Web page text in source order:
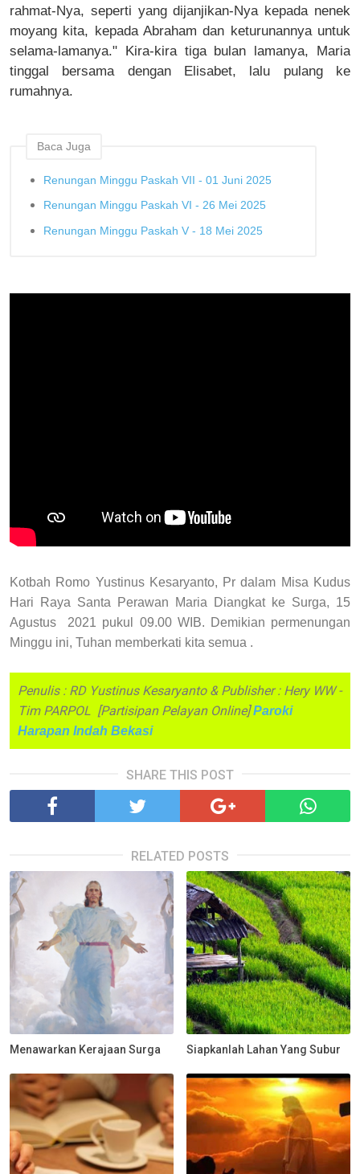
rahmat-Nya, seperti yang dijanjikan-Nya kepada nenek
moyang kita, kepada Abraham dan keturunannya untuk
selama-lamanya." Kira-kira tiga bulan lamanya, Maria
tinggal bersama dengan Elisabet, lalu pulang ke
rumahnya.
Baca Juga
Renungan Minggu Paskah VII - 01 Juni 2025
Renungan Minggu Paskah VI - 26 Mei 2025
Renungan Minggu Paskah V - 18 Mei 2025
Kotbah Romo Yustinus Kesaryanto, Pr dalam Misa Kudus
Hari
Raya Santa Perawan Maria Diangkat ke Surga, 15
Agustus 2021 pukul 09.00 WIB. Demikian permenungan
Minggu ini, Tuhan memberkati kita semua .
Penulis : RD Yustinus Kesaryanto & Publisher : Hery WW -
Tim PARPOL [Partisipan Pelayan Online]Paroki
Harapan Indah Bekasi
SHARE THIS POST
RELATED POSTS
Menawarkan Kerajaan Surga Siapkanlah Lahan Yang Subur